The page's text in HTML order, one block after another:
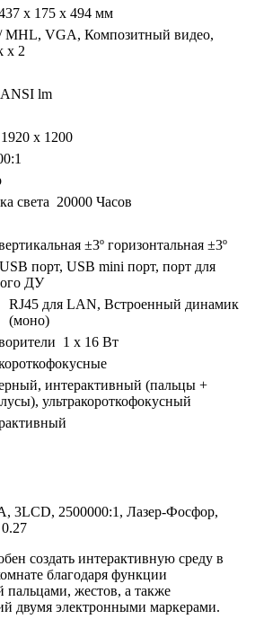
x 175 x 494 мм
VGA, Композитный видео,
x 2
lm
1920 x 1200
света 20000 Часов
±3º горизонтальная ±3º
порт, USB mini порт, порт для
ДУ
RJ45 для LAN, Встроенный динамик
(моно)
1 x 16 Вт
интерактивный (пальцы +
ультракороткофокусный
3LCD, 2500000:1, Лазер-Фосфор,
создать интерактивную среду в
благодаря функции
пальцами, жестов, а также
двумя электронными маркерами.